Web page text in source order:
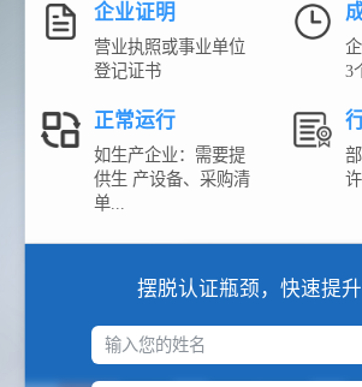
企业证明
营业执照或事业单位
登记证书
3
正常运行
如生产企业：需要提
供生 产设备、采购清
单...
摆脱认证瓶颈，快速提
输入您的姓名